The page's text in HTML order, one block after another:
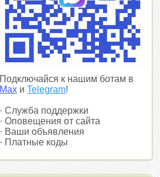
Подключайся к нашим ботам в
Max и Telegram!
· Служба поддержки
· Оповещения от сайта
· Ваши объявления
· Платные коды